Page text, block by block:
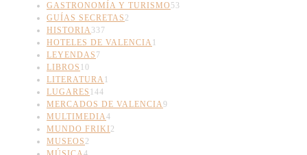
GASTRONOMÍA Y TURISMO 53
GUÍAS SECRETAS 2
HISTORIA337
HOTELES DE VALENCIA1
LEYENDAS 7
LIBROS 10
LITERATURA1
LUGARES 144
MERCADOS DE VALENCIA9
MULTIMEDIA4
MUNDO FRIKI2
MUSEOS 2